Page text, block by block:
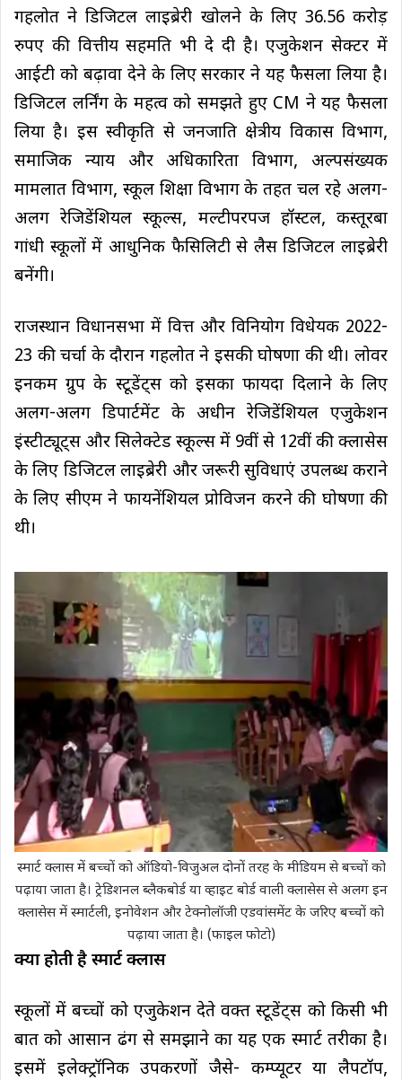
गहलोत ने डिजिटल लाइब्रेरी खोलने के लिए 36.56 करोड़
रुपए की वित्तीय सहमति भी दे दी है। एजुकेशन सेक्टर में
आईटी को बढ़ावा देने के लिए सरकार ने यह फैसला लिया है।
डिजिटल लर्निंग के महत्व को समझते हुए CM ने यह फैसला
लिया है। इस स्वीकृति से जनजाति क्षेत्रीय विकास विभाग,
समाजिक न्याय और अधिकारिता विभाग, अल्पसंख्यक
मामलात विभाग, स्कूल शिक्षा विभाग के तहत चल रहे अलग-
अलग रेजिडेंशियल स्कूल्स, मल्टीपरपज हॉस्टल, कस्तूरबा
गांधी स्कूलों में आधुनिक फैसिलिटी से लैस डिजिटल लाइब्रेरी
बनेंगी।
राजस्थान विधानसभा में वित्त और विनियोग विधेयक 2022-
23 की चर्चा के दौरान गहलोत ने इसकी घोषणा की थी। लोवर
इनकम ग्रुप के स्टूडेंट्स को इसका फायदा दिलाने के लिए
अलग-अलग डिपार्टमेंट के अधीन रेजिडेंशियल एजुकेशन
इंस्टीट्यूट्स और सिलेक्टेड स्कूल्स में 9वीं से 12वीं की क्लासेस
के लिए डिजिटल लाइब्रेरी और जरूरी सुविधाएं उपलब्ध कराने
के लिए सीएम ने फायनेंशियल प्रोविजन करने की घोषणा की
थी।
स्मार्ट क्लास में बच्चों को ऑडियो-विजुअल दोनों तरह के मीडियम से बच्चों को
पढ़ाया जाता है। ट्रेडिशनल ब्लैकबोर्ड या व्हाइट बोर्ड वाली क्लासेस से अलग इन
क्लासेस में स्मार्टली, इनोवेशन और टेक्नोलॉजी एडवांसमेंट के जरिए बच्चों को
पढ़ाया जाता है। (फाइल फोटो)
क्या होती है स्मार्ट क्लास
स्कूलों में बच्चों को एजुकेशन देते वक्त स्टूडेंट्स को किसी भी
बात को आसान ढंग से समझाने का यह एक स्मार्ट तरीका है।
इसमें इलेक्ट्रॉनिक उपकरणों जैसे- कम्प्यूटर या लैपटॉप,